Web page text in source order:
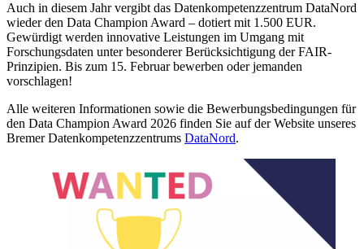
Auch in diesem Jahr vergibt das Datenkompetenzzentrum DataNord
wieder den Data Champion Award – dotiert mit 1.500 EUR.
Gewürdigt werden innovative Leistungen im Umgang mit
Forschungsdaten unter besonderer Berücksichtigung der FAIR-
Prinzipien. Bis zum 15. Februar bewerben oder jemanden
vorschlagen!
Alle weiteren Informationen sowie die Bewerbungsbedingungen für
den Data Champion Award 2026 finden Sie auf der Website unseres
Bremer Datenkompetenzzentrums DataNord.